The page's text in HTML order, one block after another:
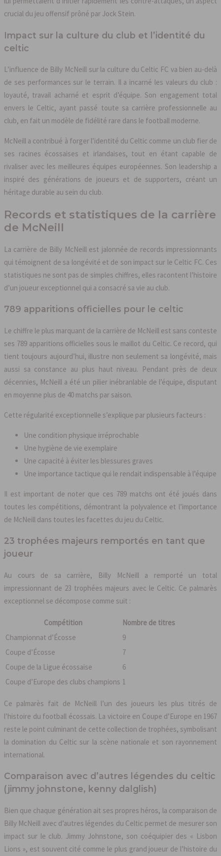
crucial du jeu offensif prôné par Jock Stein.
Impact sur la culture du club et l’identité du
celtic
L’influence de Billy McNeill sur la culture du Celtic FC va bien au-delà
de ses performances sur le terrain. Il a incarné les valeurs du club :
loyauté, travail acharné et esprit d’équipe. Son engagement total
envers le Celtic, ayant passé toute sa carrière professionnelle au
club, en fait un modèle de fidélité rare dans le football moderne.
McNeill a contribué à forger l’identité du Celtic comme un club fier de
ses racines écossaises et irlandaises, tout en étant capable de
rivaliser avec les meilleures équipes européennes. Son leadership a
inspiré des générations de joueurs et de supporters, créant un
héritage durable au sein du club.
Records et statistiques de la carrière
de McNeill
La carrière de Billy McNeill est jalonnée de records impressionnants
qui témoignent de sa longévité et de son impact sur le Celtic FC. Ces
statistiques ne sont pas de simples chiffres, elles racontent l’histoire
d’un joueur exceptionnel qui a consacré sa vie au club.
789 apparitions officielles pour le celtic
Le chiffre le plus marquant de la carrière de McNeill est sans conteste
ses 789 apparitions officielles sous le maillot du Celtic. Ce record, qui
tient toujours aujourd’hui, illustre non seulement sa longévité, mais
aussi sa constance au plus haut niveau. Pendant près de deux
décennies, McNeill a été un pilier inébranlable de l’équipe, disputant
en moyenne plus de 40 matchs par saison.
Cette régularité exceptionnelle s’explique par plusieurs facteurs :
Une condition physique irréprochable
Une hygiène de vie exemplaire
Une capacité à éviter les blessures graves
Une importance tactique qui le rendait indispensable à l’équipe
Il est important de noter que ces 789 matchs ont été joués dans
toutes les compétitions, démontrant la polyvalence et l’importance
de McNeill dans toutes les facettes du jeu du Celtic.
23 trophées majeurs remportés en tant que
joueur
Au cours de sa carrière, Billy McNeill a remporté un total
impressionnant de 23 trophées majeurs avec le Celtic. Ce palmarès
exceptionnel se décompose comme suit :
Compétition
Nombre de titres
Championnat d’Écosse
9
Coupe d’Écosse
7
Coupe de la Ligue écossaise
6
Coupe d’Europe des clubs champions 1
Ce palmarès fait de McNeill l’un des joueurs les plus titrés de
l’histoire du football écossais. La victoire en Coupe d’Europe en 1967
reste le point culminant de cette collection de trophées, symbolisant
la domination du Celtic sur la scène nationale et son rayonnement
international.
Comparaison avec d’autres légendes du celtic
(jimmy johnstone, kenny dalglish)
Bien que chaque génération ait ses propres héros, la comparaison de
Billy McNeill avec d’autres légendes du Celtic permet de mesurer son
impact sur le club. Jimmy Johnstone, son coéquipier des « Lisbon
Lions », est souvent cité comme le plus grand joueur de l’histoire du